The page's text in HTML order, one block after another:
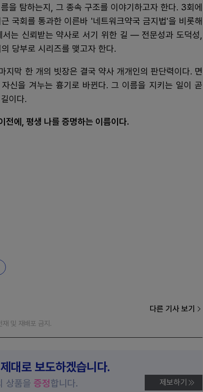
을 탐하는지, 그 종속 구조를 이야기하고자 한다. 3회에
국회를 통과한 이른바 '네트워크약국 금지법'을 비롯해
는 신뢰받는 약사로 서기 위한 길 ― 전문성과 도덕성,
당부로 시리즈를 맺고자 한다.
지막 한 개의 빗장은 결국 약사 개개인의 판단력이다. 면
신을 겨누는 흉기로 바뀐다. 그 이름을 지키는 일이 곧
이다.
전에, 평생 나를 증명하는 이름이다.
다른 기사 보기
및 재배포 금지.
대로 보도하겠습니다.
상품을 증정합니다. 제보하기